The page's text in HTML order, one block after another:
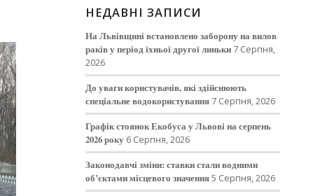
НЕДАВНІ ЗАПИСИ
На Львівщині встановлено заборону на вилов
раків у період їхньої другої линьки 7 Серпня,
2026
До уваги користувачів, які здійснюють
спеціальне водокористування 7 Серпня, 2026
Графік стоянок Екобуса у Львові на серпень
2026 року 6 Серпня, 2026
Законодавчі зміни: ставки стали водними
об’єктами місцевого значення5 Серпня, 2026